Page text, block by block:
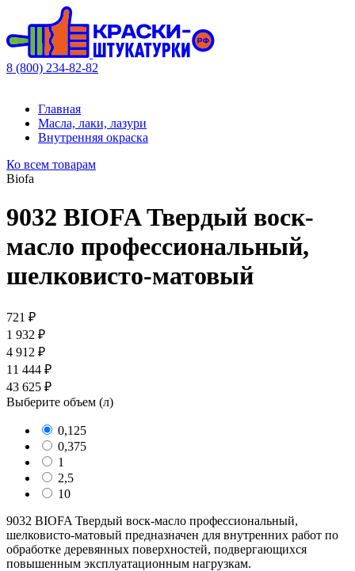
8 (800) 234-82-82
Главная
Масла, лаки, лазури
Внутренняя окраска
Ко всем товарам
Biofa
9032 BIOFA Твердый воск-
масло профессиональный,
шелковисто-матовый
721 ₽
1 932 ₽
4 912 ₽
11 444 ₽
43 625 ₽
Выберите объем (л)
0,125
0,375
1
2,5
10
9032 BIOFA Твердый воск-масло профессиональный,
шелковисто-матовый предназначен для внутренних работ по
обработке деревянных поверхностей, подвергающихся
повышенным эксплуатационным нагрузкам.